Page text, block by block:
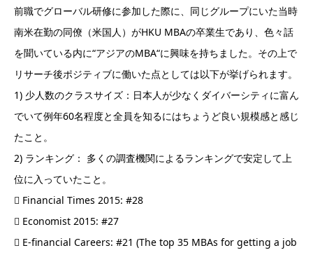
前職でグローバル研修に参加した際に、同じグループにいた当時
南米在勤の同僚（米国人）がHKU MBAの卒業生であり、色々話
を聞いている内に“アジアのMBA“に興味を持ちました。その上で
リサーチ後ポジティブに働いた点としては以下が挙げられます。
1) 少人数のクラスサイズ：日本人が少なくダイバーシティに富ん
でいて例年60名程度と全員を知るにはちょうど良い規模感と感じ
たこと。
2) ランキング： 多くの調査機関によるランキングで安定して上
位に入っていたこと。
 Financial Times 2015: #28
 Economist 2015: #27
 E-financial Careers: #21 (The top 35 MBAs for getting a job